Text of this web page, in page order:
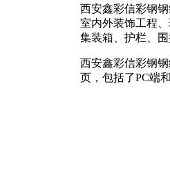
西安鑫彩信彩钢
室内外装饰工程
集装箱、护栏、围
西安鑫彩信彩钢
页，包括了PC端